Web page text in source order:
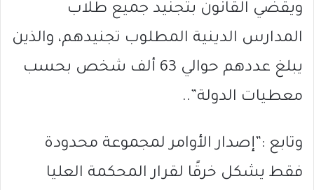
ويقضي القانون بتجنيد جميع طلاب
المدارس الدينية المطلوب تجنيدهم، والذين
يبلغ عددهم حوالي 63 ألف شخص بحسب
معطيات الدولة”..
وتابع :”إصدار الأوامر لمجموعة محدودة
فقط يشكل خرقًا لقرار المحكمة العليا